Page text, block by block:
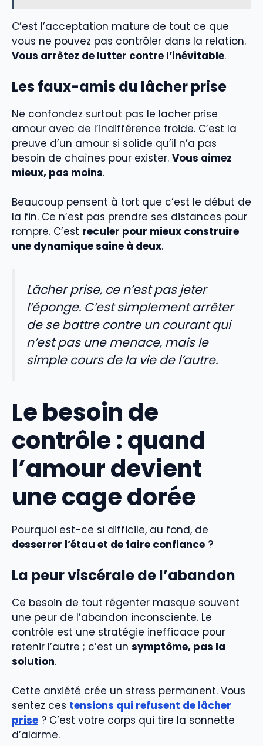
C’est l’acceptation mature de tout ce que
vous ne pouvez pas contrôler dans la relation.
Vous arrêtez de lutter contre l’inévitable.
Les faux-amis du lâcher prise
Ne confondez surtout pas le lacher prise
amour avec de l’indifférence froide. C’est la
preuve d’un amour si solide qu’il n’a pas
besoin de chaînes pour exister. Vous aimez
mieux, pas moins.
Beaucoup pensent à tort que c’est le début de
la fin. Ce n’est pas prendre ses distances pour
rompre. C’est reculer pour mieux construire
une dynamique saine à deux.
Lâcher prise, ce n’est pas jeter
l’éponge. C’est simplement arrêter
de se battre contre un courant qui
n’est pas une menace, mais le
simple cours de la vie de l’autre.
Le besoin de
contrôle : quand
l’amour devient
une cage dorée
Pourquoi est-ce si difficile, au fond, de
desserrer l’étau et de faire confiance ?
La peur viscérale de l’abandon
Ce besoin de tout régenter masque souvent
une peur de l’abandon inconsciente. Le
contrôle est une stratégie inefficace pour
retenir l’autre ; c’est un symptôme, pas la
solution.
Cette anxiété crée un stress permanent. Vous
sentez ces tensions qui refusent de lâcher
prise ? C’est votre corps qui tire la sonnette
d’alarme.